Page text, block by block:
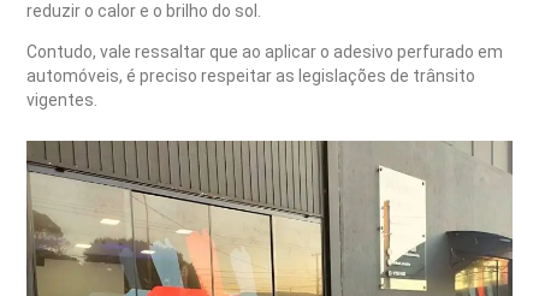
reduzir o calor e o brilho do sol.
Contudo, vale ressaltar que ao aplicar o adesivo perfurado em
automóveis, é preciso respeitar as legislações de trânsito
vigentes.